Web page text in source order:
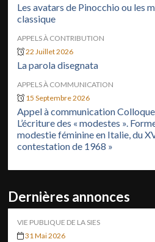
Les avatars de Pinocchio ou les
classique
APPELS À CONTRIBUTION
22 Juillet 2026
La parola disegnata
APPELS À COMMUNICATION
15 Septembre 2026
Appel à communication
L’écriture des « modestes ».
modestie féminine en Italie, du
contestation de 1968 »
Dernières annonces
VIE PUBLIQUE DE LA SIES
31 Mai 2026